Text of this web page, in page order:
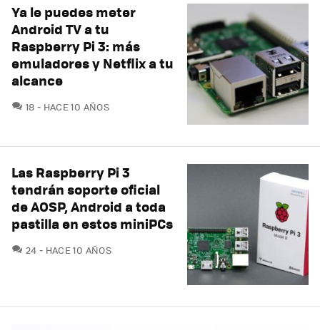
Ya le puedes meter
Android TV a tu
Raspberry Pi 3: más
emuladores y Netflix a tu
alcance
18 COMENTARIOS
HACE 10 AÑOS
Las Raspberry Pi 3
tendrán soporte oficial
de AOSP, Android a toda
pastilla en estos miniPCs
24 COMENTARIOS
HACE 10 AÑOS